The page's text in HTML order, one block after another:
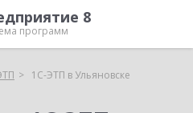
8
программ
1С-ЭТП в Ульяновске